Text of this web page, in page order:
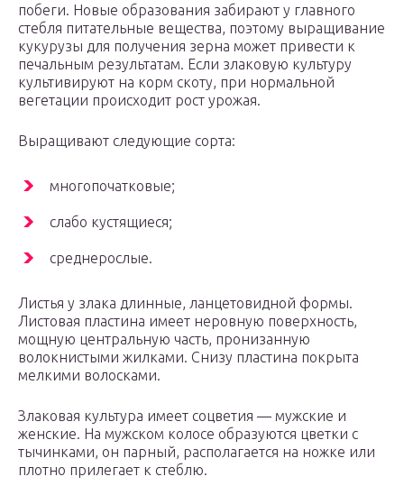
побеги. Новые образования забирают у главного
стебля питательные вещества, поэтому выращивание
кукурузы для получения зерна может привести к
печальным результатам. Если злаковую культуру
культивируют на корм скоту, при нормальной
вегетации происходит рост урожая.
Выращивают следующие сорта:
многопочатковые;
слабо кустящиеся;
среднерослые.
Листья у злака длинные, ланцетовидной формы.
Листовая пластина имеет неровную поверхность,
мощную центральную часть, пронизанную
волокнистыми жилками. Снизу пластина покрыта
мелкими волосками.
Злаковая культура имеет соцветия — мужские и
женские. На мужском колосе образуются цветки с
тычинками, он парный, располагается на ножке или
плотно прилегает к стеблю.